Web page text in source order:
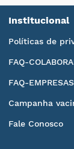
Institucional
Políticas de
FAQ-
FAQ-EMPRESAS
Campanha
Fale Conosco